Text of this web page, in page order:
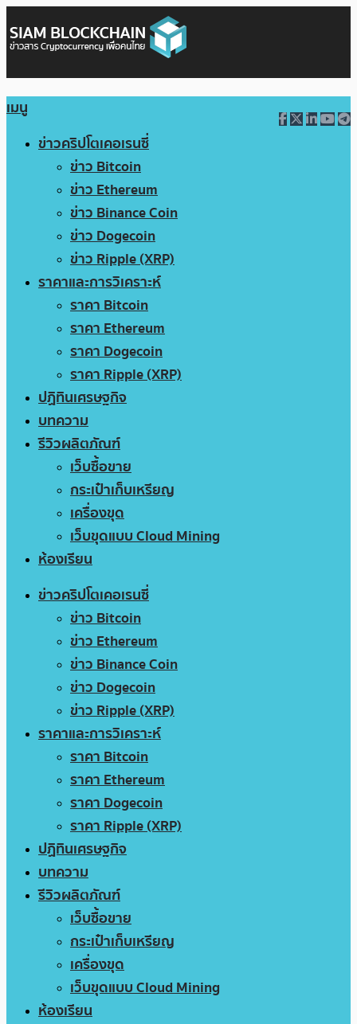
เมนู
ข่าวคริปโตเคอเรนซี่
ข่าว Bitcoin
ข่าว Ethereum
ข่าว Binance Coin
ข่าว Dogecoin
ข่าว Ripple (XRP)
ราคาและการวิเคราะห์
ราคา Bitcoin
ราคา Ethereum
ราคา Dogecoin
ราคา Ripple (XRP)
ปฏิทินเศรษฐกิจ
บทความ
รีวิวผลิตภัณฑ์
เว็บซื้อขาย
กระเป๋าเก็บเหรียญ
เครื่องขุด
เว็บขุดแบบ Cloud Mining
ห้องเรียน
ข่าวคริปโตเคอเรนซี่
ข่าว Bitcoin
ข่าว Ethereum
ข่าว Binance Coin
ข่าว Dogecoin
ข่าว Ripple (XRP)
ราคาและการวิเคราะห์
ราคา Bitcoin
ราคา Ethereum
ราคา Dogecoin
ราคา Ripple (XRP)
ปฏิทินเศรษฐกิจ
บทความ
รีวิวผลิตภัณฑ์
เว็บซื้อขาย
กระเป๋าเก็บเหรียญ
เครื่องขุด
เว็บขุดแบบ Cloud Mining
ห้องเรียน